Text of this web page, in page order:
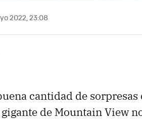
2022, 23:08
cantidad de
de Mountain View